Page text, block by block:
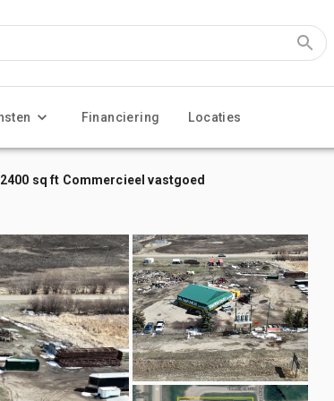
Financiering Locaties
sq ft Commercieel vastgoed